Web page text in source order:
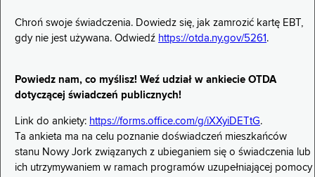
Chroń swoje świadczenia. Dowiedz się, jak zamrozić kartę EBT,
gdy nie jest używana. Odwiedź https://otda.ny.gov/5261 .
Powiedz nam, co myślisz! Weź udział w ankiecie OTDA
dotyczącej świadczeń publicznych!
Link do ankiety: https://forms.office.com/g/iXXyiDETtG.
Ta ankieta ma na celu poznanie doświadczeń mieszkańców
stanu Nowy Jork związanych z ubieganiem się o świadczenia lub
ich utrzymywaniem w ramach programów uzupełniającej pomocy